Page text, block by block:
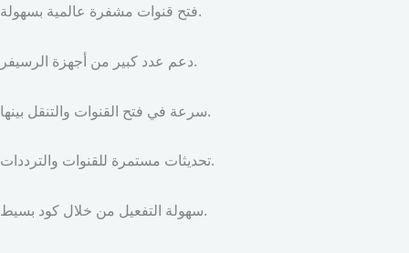
فتح قنوات مشفرة عالمية بسهولة.
دعم عدد كبير من أجهزة الرسيفر.
سرعة في فتح القنوات والتنقل بينها.
تحديثات مستمرة للقنوات والترددات.
سهولة التفعيل من خلال كود بسيط.